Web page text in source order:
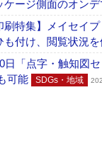
ケージ側面のオン
刷特集】メイセ
も付け、閲覧状況
「点字・触知図
可能
SDGs・地域